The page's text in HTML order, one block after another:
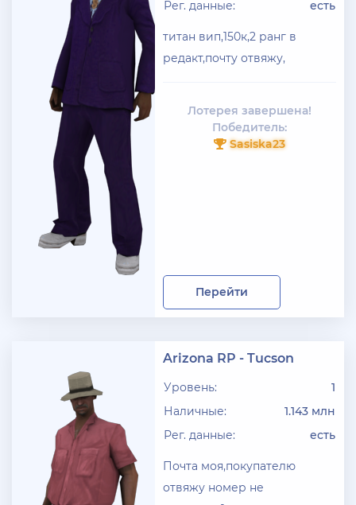
Рег. данные: есть
титан вип,150к,2 ранг в
редакт,почту отвяжу,
Лотерея завершена!
Победитель:
Sasiska23
Перейти
Arizona RP - Tucson
Уровень:
1
Наличные:
1.143 млн
Рег. данные:
есть
Почта моя,покупателю
отвяжу номер не